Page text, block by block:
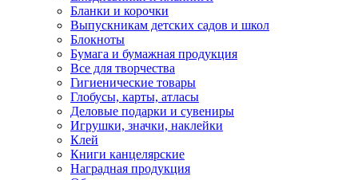
Бланки и корочки
Выпускникам детских садов и школ
Блокноты
Бумага и бумажная продукция
Все для творчества
Гигиенические товары
Глобусы, карты, атласы
Деловые подарки и сувениры
Игрушки, значки, наклейки
Клей
Книги канцелярские
Наградная продукция